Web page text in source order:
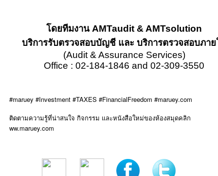
โดยทีมงาน AMTaudit & AMTsolution
บริการรับตรวจสอบบัญชี และ บริการตรวจสอบภาย
(Audit & Assurance Services)
Office : 02-184-1846 and 02-309-3550
#maruey #Investment #TAXES #FinancialFreedom #maruey.com
ติดตามความรู้ที่น่าสนใจ กิจกรรม และหนังสือใหม่ของห้องสมุดคลิก
ww.maruey.com